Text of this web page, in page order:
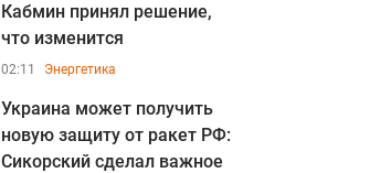
Кабмин принял решение,
что изменится
02:11 Энергетика
Украина может получить
новую защиту от ракет РФ:
Сикорский сделал важное